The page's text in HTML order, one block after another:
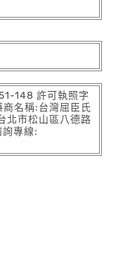
148 許可執照字
名稱:台灣屈臣氏
北市松山區八德路
專線: